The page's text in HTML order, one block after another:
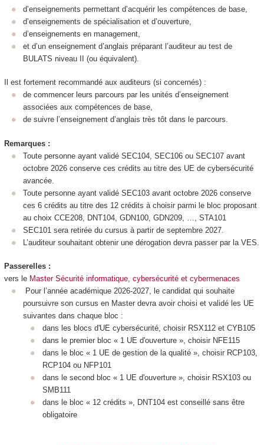
d’enseignements permettant d’acquérir les compétences de base,
d’enseignements de spécialisation et d’ouverture,
d’enseignements en management,
et d’un enseignement d’anglais préparant l’auditeur au test de
BULATS niveau II (ou équivalent).
Il est fortement recommandé aux auditeurs (si concernés) :
de commencer leurs parcours par les unités d’enseignement
associées aux compétences de base,
de suivre l’enseignement d’anglais très tôt dans le parcours.
Remarques :
Toute personne ayant validé SEC104, SEC106 ou SEC107 avant
octobre 2026 conserve ces crédits au titre des UE de cybersécurité
avancée.
Toute personne ayant validé SEC103 avant octobre 2026 conserve
ces 6 crédits au titre des 12 crédits à choisir parmi le bloc proposant
au choix CCE208, DNT104, GDN100, GDN209, …, STA101
SEC101 sera retirée du cursus à partir de septembre 2027.
L’auditeur souhaitant obtenir une dérogation devra passer par la VES
Passerelles :
vers le Master Sécurité informatique, cybersécurité et cybermenaces
Pour l’année académique 2026-2027, le candidat qui souhaite
poursuivre son cursus en Master devra avoir choisi et validé les UE
suivantes dans chaque bloc :
dans les blocs d'UE cybersécurité, choisir RSX112 et CYB105
dans le premier bloc « 1 UE d'ouverture », choisir NFE115
dans le bloc « 1 UE de gestion de la qualité », choisir RCP103,
RCP104 ou NFP101
dans le second bloc « 1 UE d'ouverture », choisir RSX103 ou
SMB111
dans le bloc « 12 crédits », DNT104 est conseillé sans être
obligatoire